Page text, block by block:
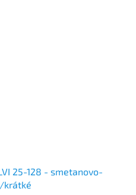
25-128 - smetanovo-
krátké